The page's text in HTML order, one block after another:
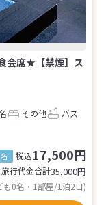
会席★【禁煙】ス
その他
バス
税込17,500円
旅行代金合計35,000円
も0名・1部屋/1泊2日)